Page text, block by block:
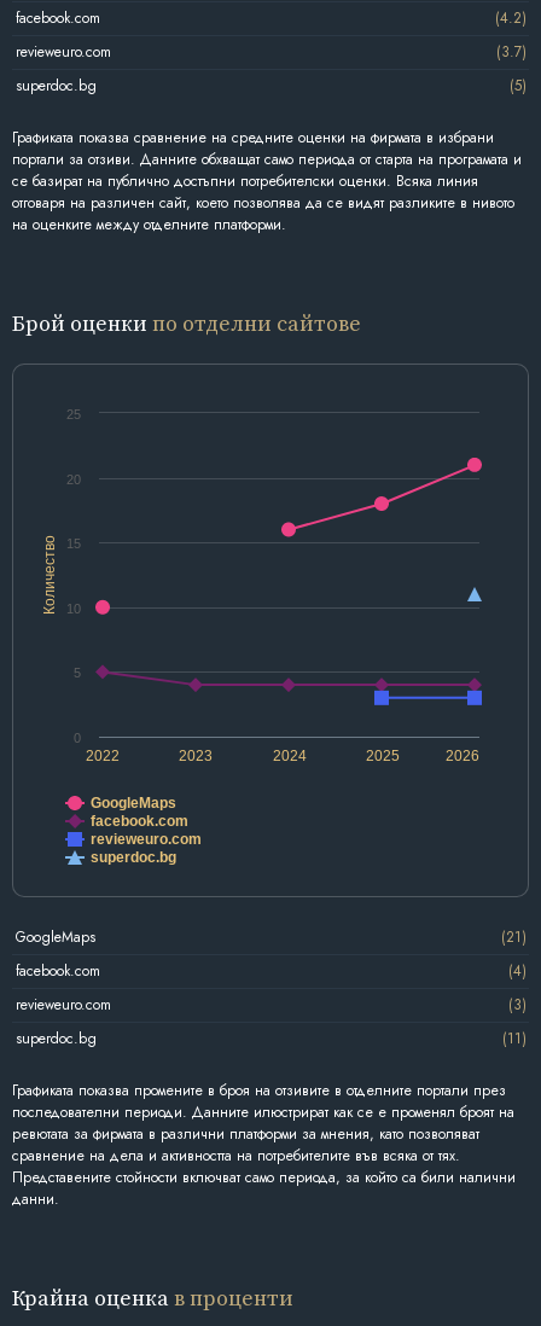
facebook.com
(4.2)
revieweuro.com
(3.7)
superdoc.bg
(5)
Графиката показва сравнение на средните оценки на фирмата в избрани
портали за отзиви. Данните обхващат само периода от старта на програмата и
се базират на публично достъпни потребителски оценки. Всяка линия
отговаря на различен сайт, което позволява да се видят разликите в нивото
на оценките между отделните платформи.
Брой оценки по отделни сайтове
Количество
2022 2024 2026
2023 2025
0
5
10
15
20
25
GoogleMaps
facebook.com
revieweuro.com
superdoc.bg
GoogleMaps
(21)
facebook.com
(4)
revieweuro.com
(3)
superdoc.bg
(11)
Графиката показва промените в броя на отзивите в отделните портали през
последователни периоди. Данните илюстрират как се е променял броят на
ревютата за фирмата в различни платформи за мнения, като позволяват
сравнение на дела и активността на потребителите във всяка от тях.
Представените стойности включват само периода, за който са били налични
данни.
Крайна оценкав проценти